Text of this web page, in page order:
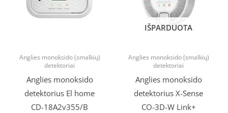
Anglies monoksido (smalkių)
detektoriai
Anglies monoksido
detektorius El home
CD-18A2v355/B
IŠPARDUOTA
Anglies monoksido (smalkių)
detektoriai
Anglies monoksido
detektorius X-Sense
CO-3D-W Link+